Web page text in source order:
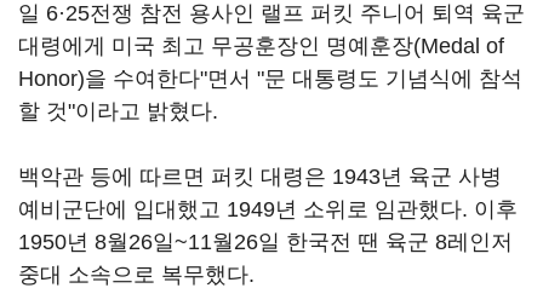
일 6·25전쟁 참전 용사인 랠프 퍼킷 주니어 퇴역 육군
대령에게 미국 최고 무공훈장인 명예훈장(Medal of
Honor)을 수여한다"면서 "문 대통령도 기념식에 참석
할 것"이라고 밝혔다.
백악관 등에 따르면 퍼킷 대령은 1943년 육군 사병
예비군단에 입대했고 1949년 소위로 임관했다. 이후
1950년 8월26일~11월26일 한국전 땐 육군 8레인저
중대 소속으로 복무했다.